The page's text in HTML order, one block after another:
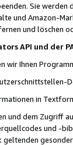
Sie werden
und Amazon-
und löschen
API und der
wir Ihnen
in
und dem Zugriff
und